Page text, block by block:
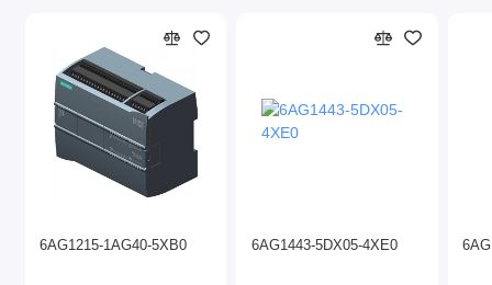
6AG1215-1AG40-5XB0 6AG1443-5DX05-4XE0